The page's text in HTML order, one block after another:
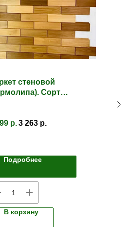
стеновой
Сорт
р.3 263 р.
Подробнее
В корзину